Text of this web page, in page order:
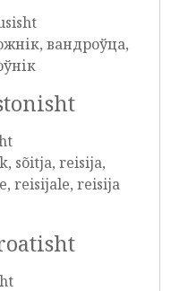
вандроўца,
sõitja, reisija,
reisijale, reisija